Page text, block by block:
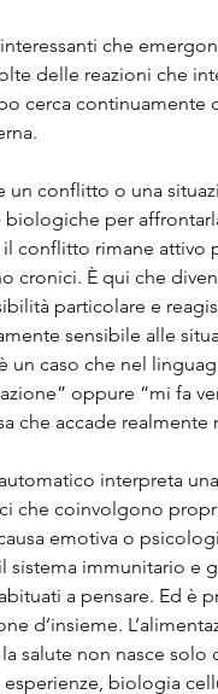
che
delle reazioni che
cerca continuamente
conflitto o una
per
il conflitto rimane
cronici. È qui che
particolare e
sensibile alle
un caso che nel
oppure “mi fa
che accade
interpreta
che coinvolgono
emotiva o
sistema immunitario
a pensare. Ed è
d’insieme.
salute non nasce solo
biologia